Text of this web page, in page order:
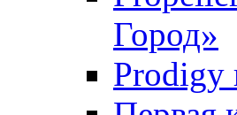
Город»
Prodigy